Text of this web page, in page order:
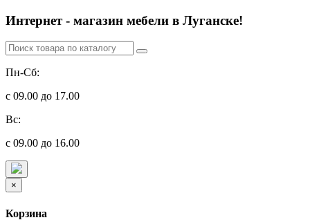
Интернет - магазин мебели в Луганске!
Пн-Сб:
с 09.00 до 17.00
Вс:
с 09.00 до 16.00
×
Корзина